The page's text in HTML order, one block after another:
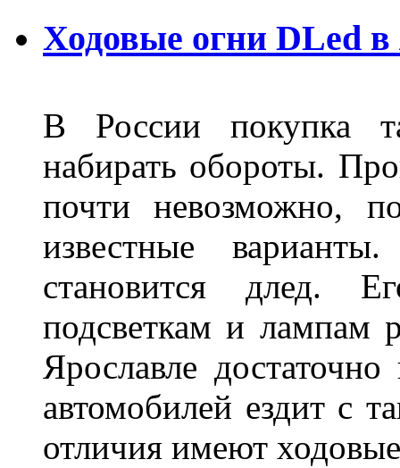
Ходовые огни DLed в
В России покупка
набирать обороты.
почти невозможно,
известные
становится длед.
подсветкам и лампам
Ярославле
автомобилей ездит с
отличия имеют